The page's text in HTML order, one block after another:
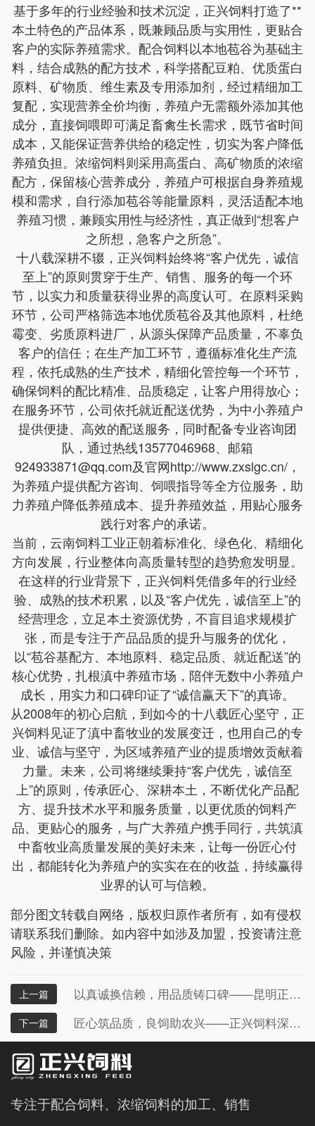
基于多年的行业经验和技术沉淀，正兴饲料打造了**
本土特色的产品体系，既兼顾品质与实用性，更贴合
客户的实际养殖需求。配合饲料以本地苞谷为基础主
料，结合成熟的配方技术，科学搭配豆粕、优质蛋白
原料、矿物质、维生素及专用添加剂，经过精细加工
复配，实现营养全价均衡，养殖户无需额外添加其他
成分，直接饲喂即可满足畜禽生长需求，既节省时间
成本，又能保证营养供给的稳定性，切实为客户降低
养殖负担。浓缩饲料则采用高蛋白、高矿物质的浓缩
配方，保留核心营养成分，养殖户可根据自身养殖规
模和需求，自行添加苞谷等能量原料，灵活适配本地
养殖习惯，兼顾实用性与经济性，真正做到“想客户
之所想，急客户之所急”。
十八载深耕不辍，正兴饲料始终将“客户优先，诚信
至上”的原则贯穿于生产、销售、服务的每一个环
节，以实力和质量获得业界的高度认可。在原料采购
环节，公司严格筛选本地优质苞谷及其他原料，杜绝
霉变、劣质原料进厂，从源头保障产品质量，不辜负
客户的信任；在生产加工环节，遵循标准化生产流
程，依托成熟的生产技术，精细化管控每一个环节，
确保饲料的配比精准、品质稳定，让客户用得放心；
在服务环节，公司依托就近配送优势，为中小养殖户
提供便捷、高效的配送服务，同时配备专业咨询团
队，通过热线13577046968、邮箱
924933871@qq.com及官网http://www.zxslgc.cn/，
为养殖户提供配方咨询、饲喂指导等全方位服务，助
力养殖户降低养殖成本、提升养殖效益，用贴心服务
践行对客户的承诺。
当前，云南饲料工业正朝着标准化、绿色化、精细化
方向发展，行业整体向高质量转型的趋势愈发明显。
在这样的行业背景下，正兴饲料凭借多年的行业经
验、成熟的技术积累，以及“客户优先，诚信至上”的
经营理念，立足本土资源优势，不盲目追求规模扩
张，而是专注于产品品质的提升与服务的优化，
以“苞谷基配方、本地原料、稳定品质、就近配送”的
核心优势，扎根滇中养殖市场，陪伴无数中小养殖户
成长，用实力和口碑印证了“诚信赢天下”的真谛。
从2008年的初心启航，到如今的十八载匠心坚守，正
兴饲料见证了滇中畜牧业的发展变迁，也用自己的专
业、诚信与坚守，为区域养殖产业的提质增效贡献着
力量。未来，公司将继续秉持“客户优先，诚信至
上”的原则，传承匠心、深耕本土，不断优化产品配
方、提升技术水平和服务质量，以更优质的饲料产
品、更贴心的服务，与广大养殖户携手同行，共筑滇
中畜牧业高质量发展的美好未来，让每一份匠心付
出，都能转化为养殖户的实实在在的收益，持续赢得
业界的认可与信赖。
部分图文转载自网络，版权归原作者所有，如有侵权
请联系我们删除。如内容中如涉及加盟，投资请注意
风险，并谨慎决策
上一篇 以真诚换信赖，用品质铸口碑——昆明正兴饲料的养殖服务之路
下一篇 匠心筑品质，良饲助农兴——正兴饲料深耕配合与浓缩饲料领域，赋能养殖产业高质量发展
专注于配合饲料、浓缩饲料的加工、销售